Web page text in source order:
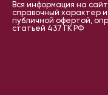
Вся информация на
справочный характер и
публичной офертой,
статьей 437 ГК РФ